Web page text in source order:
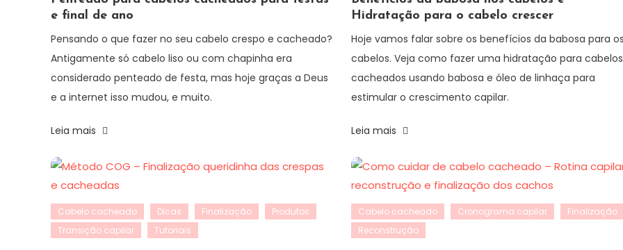
e final de ano
Pensando o que fazer no seu cabelo crespo e cacheado?
Antigamente só cabelo liso ou com chapinha era
considerado penteado de festa, mas hoje graças a Deus
e a internet isso mudou, e muito.
Leia mais
Hidratação para o cabelo crescer
Hoje vamos falar sobre os benefícios da babosa para os
cabelos. Veja como fazer uma hidratação para cabelos
cacheados usando babosa e óleo de linhaça para
estimular o crescimento capilar.
Leia mais
Cabelo cacheado Dicas Finalização
Produtos
Transição capilar
Tutoriais
Cabelo cacheado Cronograma capilar
Finalização
Reconstrução